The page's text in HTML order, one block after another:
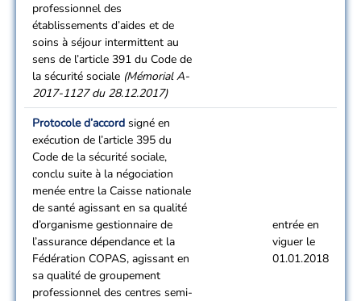
professionnel des
établissements d’aides et de
soins à séjour intermittent au
sens de l’article 391 du Code de
la sécurité sociale (Mémorial A-
2017-1127 du 28.12.2017)
Protocole d’accord signé en
exécution de l’article 395 du
Code de la sécurité sociale,
conclu suite à la négociation
menée entre la Caisse nationale
de santé agissant en sa qualité
d’organisme gestionnaire de
l’assurance dépendance et la
Fédération COPAS, agissant en
sa qualité de groupement
professionnel des centres semi-
entrée en
viguer le
01.01.2018